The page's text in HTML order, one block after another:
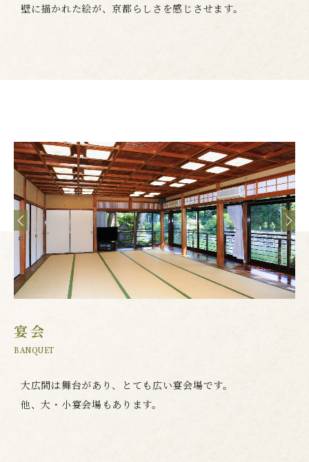
壁に描かれた絵が、京都らしさを感じさせます。
宴会
BANQUET
大広間は舞台があり、とても広い宴会場です。
他、大・小宴会場もあります。